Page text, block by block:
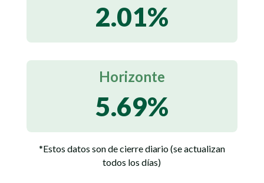
2.01%
Horizonte
5.69%
*Estos datos son de cierre diario (se actualizan
todos los días)